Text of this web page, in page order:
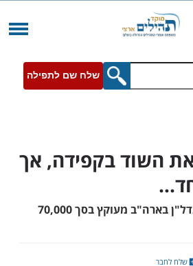
שלח שם לתפילה
בקפידה, אך